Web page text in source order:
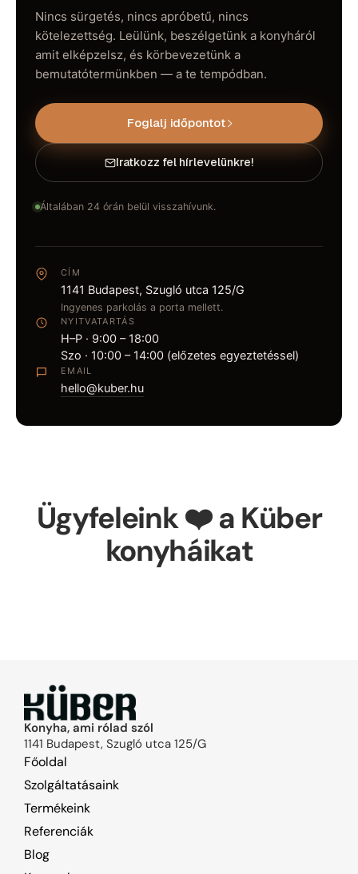
Nincs sürgetés, nincs apróbetű, nincs
kötelezettség. Leülünk, beszélgetünk a konyháról
amit elképzelsz, és körbevezetünk a
bemutatótermünkben — a te tempódban.
Foglalj időpontot
Iratkozz fel hírlevelünkre!
Általában 24 órán belül visszahívunk.
CÍM
1141 Budapest, Szugló utca 125/G
Ingyenes parkolás a porta mellett.
NYITVATARTÁS
H–P · 9:00 – 18:00
Szo · 10:00 – 14:00 (előzetes egyeztetéssel)
EMAIL
hello@kuber.hu
Ügyfeleink ❤️ a Küber
konyháikat
Konyha, ami rólad szól
1141 Budapest, Szugló utca 125/G
Főoldal
Szolgáltatásaink
Termékeink
Referenciák
Blog